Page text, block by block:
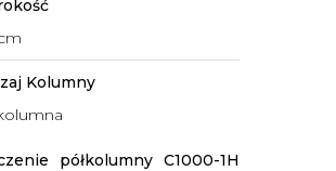
Kolumny
półkolumny C1000-1H